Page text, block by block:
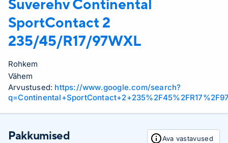
Suverehv Continental
SportContact 2
235/45/R17/97WXL
Rohkem
Vähem
Arvustused: https://www.google.com/search?
Pakkumised Ava vastavused